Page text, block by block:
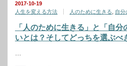
2017-10-19
人生を変える方法
人のために生きる 自分
「人のために生きる」と「自
いとは？そしてどっちを選ぶべ
…